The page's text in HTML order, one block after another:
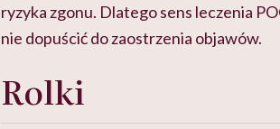
ryzyka zgonu. Dlatego sens leczenia
nie dopuścić do zaostrzenia objawów.
Rolki